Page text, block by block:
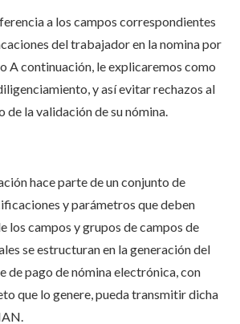
a los campos correspondientes
del trabajador en la nomina por
A continuación, le explicaremos como
y así evitar rechazos al
de la validación de su nómina.
hace parte de un conjunto de
y parámetros que deben
los campos y grupos de campos de
se estructuran en la generación del
de pago de nómina electrónica, con
que lo genere, pueda transmitir dicha